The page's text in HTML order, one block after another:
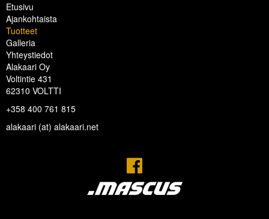
Etusivu
Ajankohtaista
Tuotteet
Galleria
Yhteystiedot
Alakaari Oy
Voltintie 431
62310 VOLTTI
+358 400 761 815
alakaari (at) alakaari.net